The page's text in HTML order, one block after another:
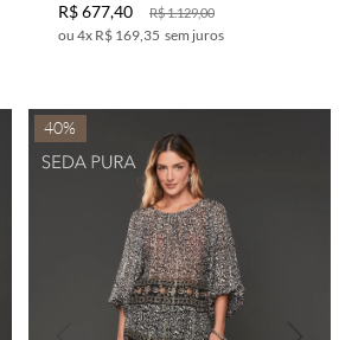
R$1.129,00
R$677,40
4x R$ 169,35 sem juros
40%